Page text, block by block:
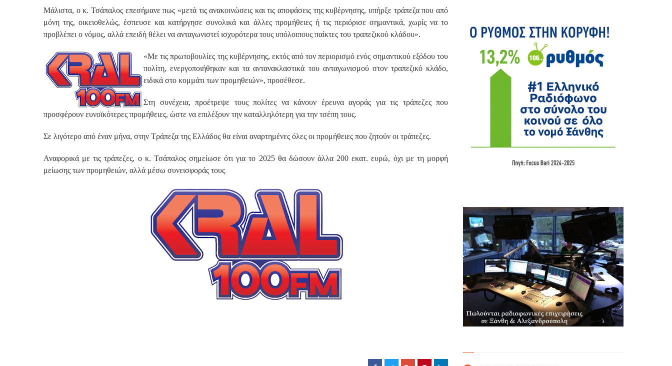
Μάλιστα, ο κ. Τσάπαλος επεσήμανε πως «μετά τις ανακοινώσεις και τις αποφάσεις της κυβέρνησης, υπήρξε τράπεζα που από
μόνη της, οικειοθελώς, έσπευσε και κατήργησε συνολικά και άλλες προμήθειες ή τις περιόρισε σημαντικά, χωρίς να το
προβλέπει ο νόμος, αλλά επειδή θέλει να ανταγωνιστεί ισχυρότερα τους υπόλοιπους παίκτες του τραπεζικού κλάδου».
«Με τις πρωτοβουλίες της κυβέρνησης, εκτός από τον περιορισμό ενός σημαντικού εξόδου του
πολίτη, ενεργοποιήθηκαν και τα αντανακλαστικά του ανταγωνισμού στον τραπεζικό κλάδο,
ειδικά στο κομμάτι των προμηθειών», προσέθεσε.
Στη συνέχεια, προέτρεψε τους πολίτες να κάνουν έρευνα αγοράς για τις τράπεζες που
προσφέρουν ευνοϊκότερες προμήθειες, ώστε να επιλέξουν την καταλληλότερη για την τσέπη τους.
Σε λιγότερο από έναν μήνα, στην Τράπεζα της Ελλάδος θα είναι αναρτημένες όλες οι προμήθειες που ζητούν οι τράπεζες.
Αναφορικά με τις τράπεζες, ο κ. Τσάπαλος σημείωσε ότι για το 2025 θα δώσουν άλλα 200 εκατ. ευρώ, όχι με τη μορφή
μείωσης των προμηθειών, αλλά μέσω συνεισφοράς τους.